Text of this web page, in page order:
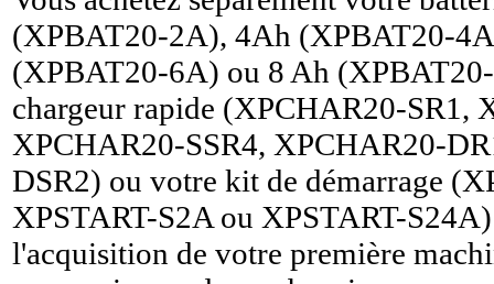
(XPBAT20-2A), 4Ah (XPBAT20-
(XPBAT20-6A) ou 8 Ah
chargeur rapide (XPCHAR20-SR1,
XPCHAR20-SSR4, XPCHAR20-
DSR2) ou votre kit de démarrage
XPSTART-S2A ou XPSTART-
l'acquisition de votre première